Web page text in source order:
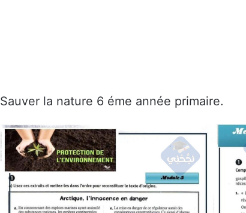
Sauver la nature 6 éme année primaire.